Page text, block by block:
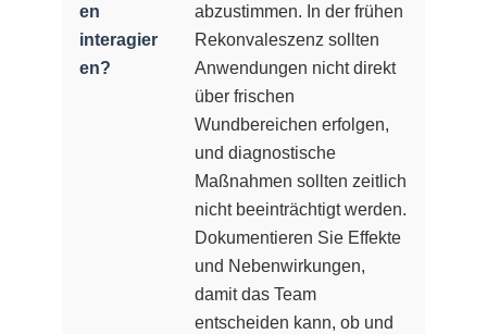
en
interagier
en?
abzustimmen. In der frühen
Rekonvaleszenz sollten
Anwendungen nicht direkt
über frischen
Wundbereichen erfolgen,
und diagnostische
Maßnahmen sollten zeitlich
nicht beeinträchtigt werden.
Dokumentieren Sie Effekte
und Nebenwirkungen,
damit das Team
entscheiden kann, ob und